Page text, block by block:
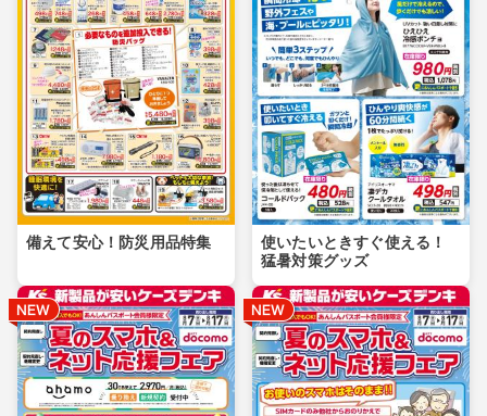
備えて安心！防災用品特集
使いたいときすぐ使える！
猛暑対策グッズ